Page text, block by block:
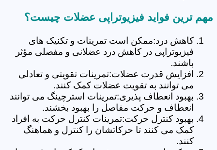
مهم ترین فواید فیزیوتراپی عضلات چیست؟
کاهش درد:ممکن است تمرینات و تکنیک های
فیزیوتراپی در کاهش درد عضلانی و مفصلی مؤثر
باشند.
افزایش قدرت عضلات:تمرینات تقویتی و تعادلی
می توانند به تقویت عضلات کمک کنند.
بهبود انعطاف پذیری:تمرینات استرچینگ می توانند
انعطاف و حرکت مفاصل را بهبود بخشند.
بهبود کنترل حرکت:تمرینات کنترل حرکت به افراد
کمک می کنند تا حرکاتشان را کنترل و هماهنگ
کنند.